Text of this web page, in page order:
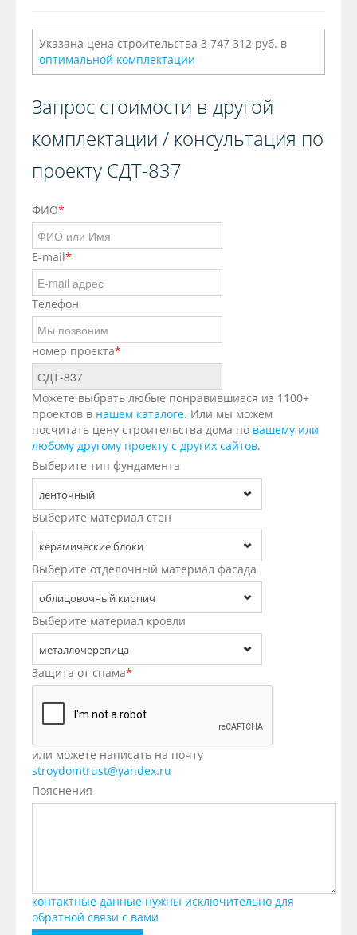
Указана цена строительства 3 747 312 руб. в
оптимальной комплектации
Запрос стоимости в другой
комплектации / консультация по
проекту СДТ-837
ФИО*
E-mail*
Телефон
номер проекта*
Можете выбрать любые понравившиеся из 1100+
проектов в нашем каталоге. Или мы можем
посчитать цену строительства дома по вашему или
любому другому проекту с других сайтов.
Выберите тип фундамента
ленточный
Выберите материал стен
керамические блоки
Выберите отделочный материал фасада
облицовочный кирпич
Выберите материал кровли
металлочерепица
Защита от спама*
или можете написать на почту
stroydomtrust@yandex.ru
Пояснения
контактные данные нужны исключительно для
обратной связи с вами